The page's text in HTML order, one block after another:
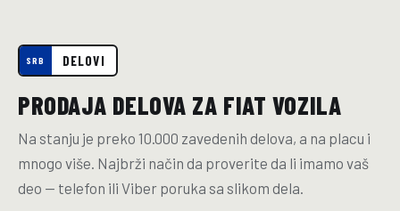
SRB DELOVI
PRODAJA DELOVA ZA FIAT VOZILA
Na stanju je preko 10.000 zavedenih delova, a na placu i
mnogo više. Najbrži način da proverite da li imamo vaš
deo — telefon ili Viber poruka sa slikom dela.